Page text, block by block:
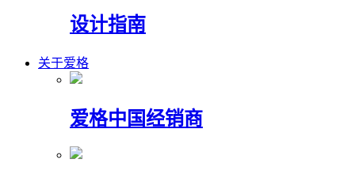
设计指南
关于爱格
爱格中国经销商